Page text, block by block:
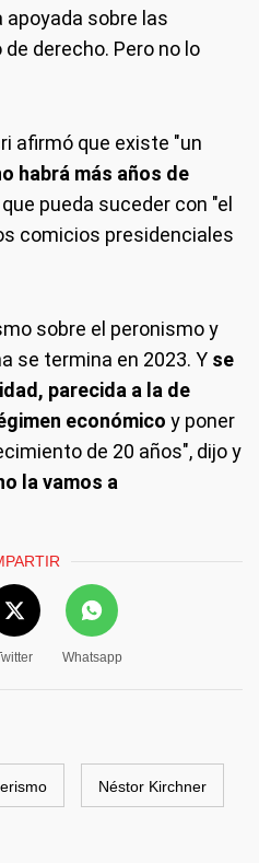
sobre las
derecho. Pero no lo
afirmó que existe "un
habrá más años de
pueda suceder con "el
comicios presidenciales
sobre el peronismo y
se termina en 2023. Y se
parecida a la de
económico y poner
de 20 años", dijo y
la vamos a
Whatsapp
Néstor Kirchner